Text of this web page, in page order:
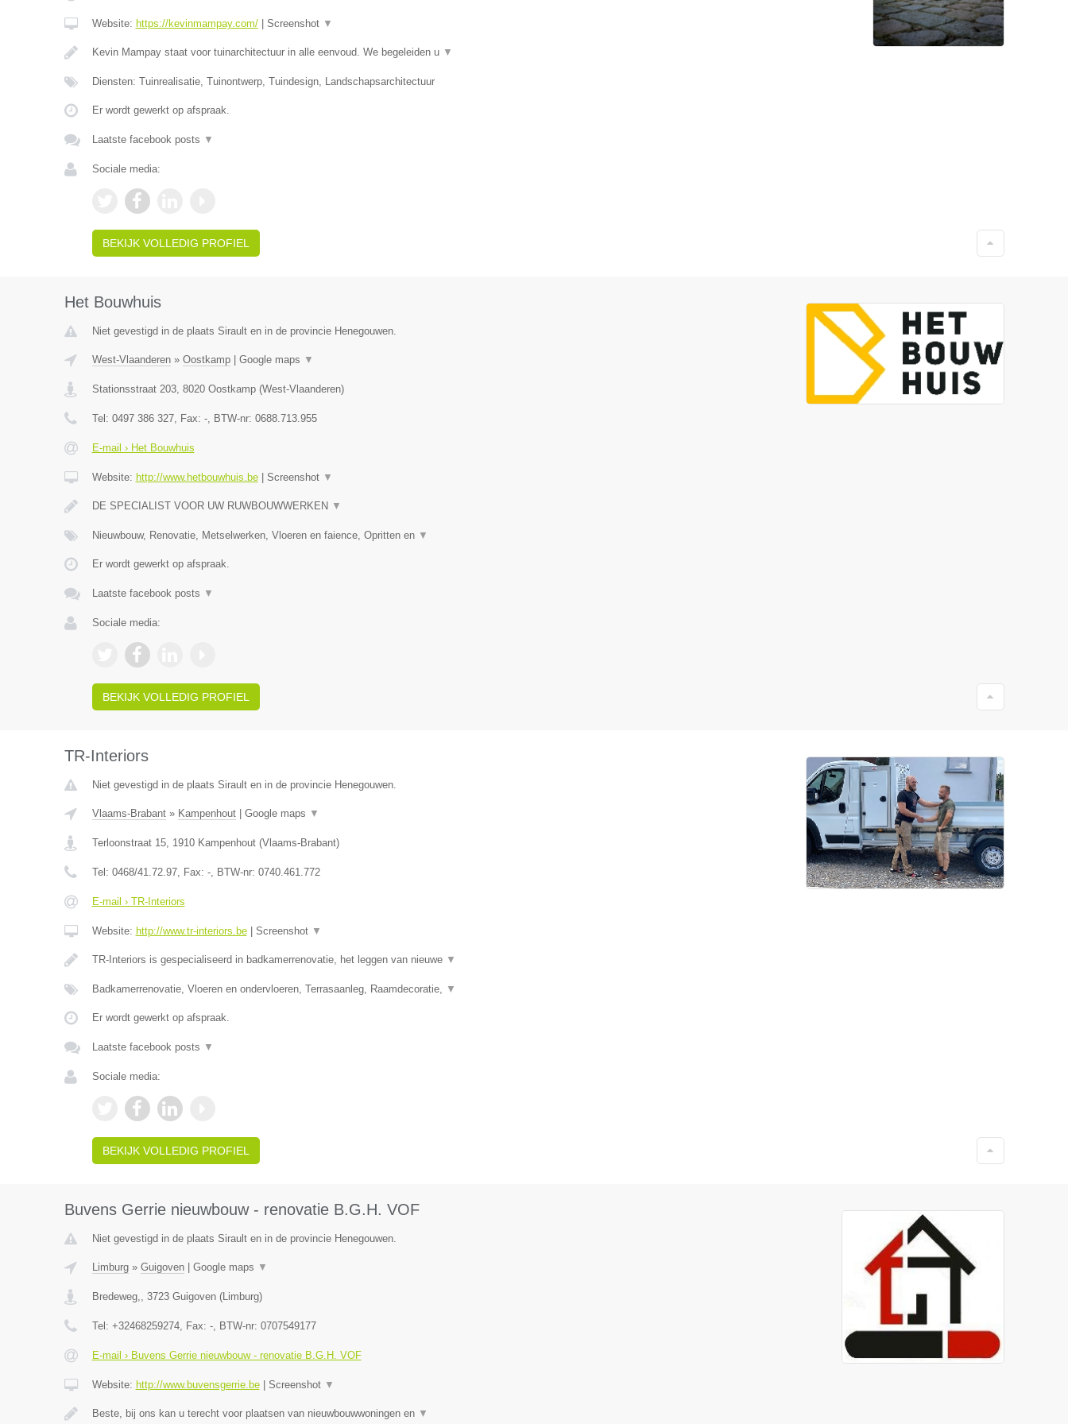
Website: https://kevinmampay.com/| Screenshot ▼
Kevin Mampay staat voor tuinarchitectuur in alle eenvoud. We begeleiden u ▼
Diensten: Tuinrealisatie, Tuinontwerp, Tuindesign, Landschapsarchitectuur
Er wordt gewerkt op afspraak.
Laatste facebook posts ▼
Sociale media:
BEKIJK VOLLEDIG PROFIEL
Het Bouwhuis
Niet gevestigd in de plaats Sirault en in de provincie Henegouwen.
West-Vlaanderen» Oostkamp| Google maps ▼
Stationsstraat 203, 8020 Oostkamp(West-Vlaanderen)
Tel: 0497 386 327, Fax: -, BTW-nr: 0688.713.955
E-mail › Het Bouwhuis
Website: http://www.hetbouwhuis.be| Screenshot ▼
DE SPECIALIST VOOR UW RUWBOUWWERKEN ▼
Nieuwbouw, Renovatie, Metselwerken, Vloeren en faience, Opritten en ▼
Er wordt gewerkt op afspraak.
Laatste facebook posts ▼
Sociale media:
BEKIJK VOLLEDIG PROFIEL
TR-Interiors
Niet gevestigd in de plaats Sirault en in de provincie Henegouwen.
Vlaams-Brabant» Kampenhout| Google maps ▼
Terloonstraat 15, 1910 Kampenhout(Vlaams-Brabant)
Tel: 0468/41.72.97, Fax: -, BTW-nr: 0740.461.772
E-mail › TR-Interiors
Website: http://www.tr-interiors.be| Screenshot ▼
TR-Interiors is gespecialiseerd in badkamerrenovatie, het leggen van nieuwe ▼
Badkamerrenovatie, Vloeren en ondervloeren, Terrasaanleg, Raamdecoratie, ▼
Er wordt gewerkt op afspraak.
Laatste facebook posts ▼
Sociale media:
BEKIJK VOLLEDIG PROFIEL
Buvens Gerrie nieuwbouw - renovatie B.G.H. VOF
Niet gevestigd in de plaats Sirault en in de provincie Henegouwen.
Limburg» Guigoven| Google maps ▼
Bredeweg,, 3723 Guigoven(Limburg)
Tel: +32468259274, Fax: -, BTW-nr: 0707549177
E-mail › Buvens Gerrie nieuwbouw - renovatie B.G.H. VOF
Website: http://www.buvensgerrie.be| Screenshot ▼
Beste, bij ons kan u terecht voor plaatsen van nieuwbouwwoningen en ▼